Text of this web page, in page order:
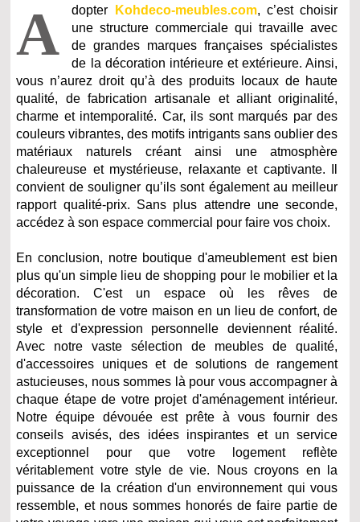
A dopter Kohdeco-meubles.com, c’est choisir
une structure commerciale qui travaille avec
de grandes marques françaises spécialistes
de la décoration intérieure et extérieure. Ainsi,
vous n’aurez droit qu’à des produits locaux de haute
qualité, de fabrication artisanale et alliant originalité,
charme et intemporalité. Car, ils sont marqués par des
couleurs vibrantes, des motifs intrigants sans oublier des
matériaux naturels créant ainsi une atmosphère
chaleureuse et mystérieuse, relaxante et captivante. Il
convient de souligner qu’ils sont également au meilleur
rapport qualité-prix. Sans plus attendre une seconde,
accédez à son espace commercial pour faire vos choix.
En conclusion, notre boutique d'ameublement est bien
plus qu'un simple lieu de shopping pour le mobilier et la
décoration. C'est un espace où les rêves de
transformation de votre maison en un lieu de confort, de
style et d'expression personnelle deviennent réalité.
Avec notre vaste sélection de meubles de qualité,
d'accessoires uniques et de solutions de rangement
astucieuses, nous sommes là pour vous accompagner à
chaque étape de votre projet d'aménagement intérieur.
Notre équipe dévouée est prête à vous fournir des
conseils avisés, des idées inspirantes et un service
exceptionnel pour que votre logement reflète
véritablement votre style de vie. Nous croyons en la
puissance de la création d'un environnement qui vous
ressemble, et nous sommes honorés de faire partie de